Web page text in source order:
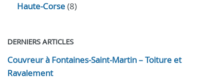
Haute-Corse(8)
DERNIERS ARTICLES
Couvreur à Fontaines-Saint-Martin – Toiture et
Ravalement